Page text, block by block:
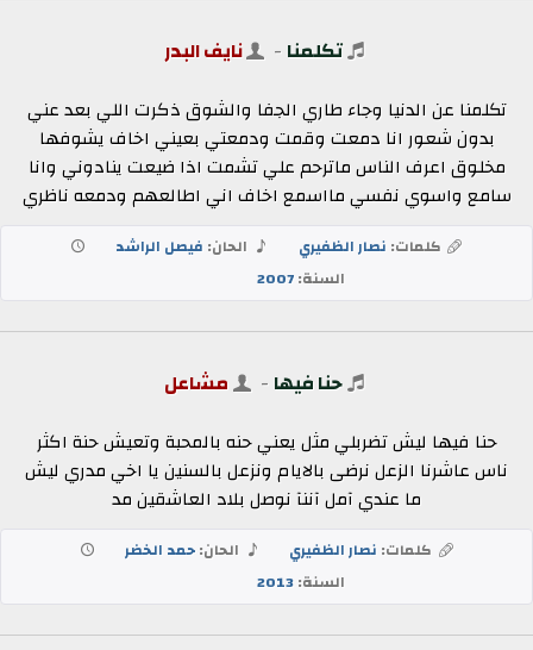
تكلمنا - نايف البدر
تكلمنا عن الدنيا وجاء طاري الجفا والشوق ذكرت اللي بعد عني
بدون شعور انا دمعت وقمت ودمعتي بعيني اخاف يشوفها
مخلوق اعرف الناس ماترحم علي تشمت اذا ضيعت ينادوني وانا
سامع واسوي نفسي مااسمع اخاف اني اطالعهم ودمعه ناظري
كلمات: نصار الظفيري الحان: فيصل الراشد
السنة:2007
حنا فيها - مشاعل
حنا فيها ليش تضربلي مثل يعني حنه بالمحبة وتعيش حنة اكثر
ناس عاشرنا الزعل نرضى بالايام ونزعل بالسنين يا اخي مدري ليش
ما عندي آمل آننآ نوصل بلاد العاشقين مد
كلمات: نصار الظفيري الحان:حمد الخضر
السنة:2013